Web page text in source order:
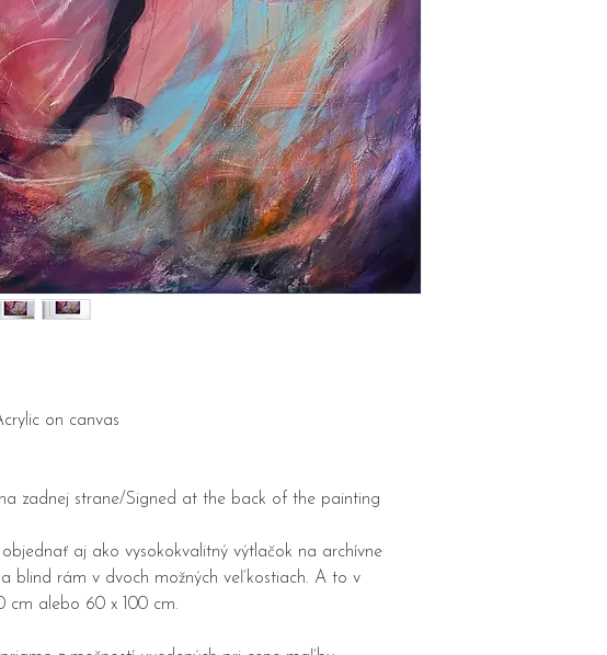
on canvas
zadnej strane/Signed at the back of the painting
aj ako vysokokvalitný výtlačok na archívne
blind rám v dvoch možných veľkostiach. A to v
cm alebo 60 x 100 cm.